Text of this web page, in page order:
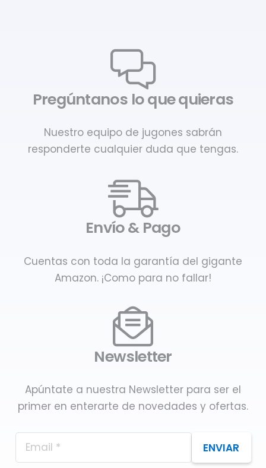
Pregúntanos lo que quieras
Nuestro equipo de jugones sabrán
responderte cualquier duda que tengas.
Envío & Pago
Cuentas con toda la garantía del gigante
Amazon. ¡Como para no fallar!
Newsletter
Apúntate a nuestra Newsletter para ser el
primer en enterarte de novedades y ofertas.
ENVIAR